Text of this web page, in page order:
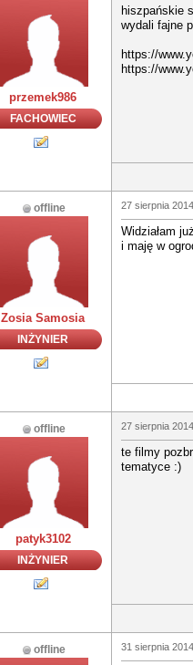
przemek986
FACHOWIEC
hiszpańskie
wydali fajne
https://
https://
offline
Zosia Samosia
INŻYNIER
27 sierpnia
Widziałam
i maję w
offline
patyk3102
INŻYNIER
27 sierpnia
te filmy
tematyce :)
offline 31 sierpnia